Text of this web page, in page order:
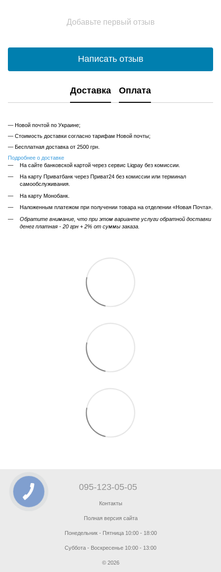
Добавьте первый отзыв
Написать отзыв
Доставка Оплата
— Новой почтой по Украине;
— Стоимость доставки согласно тарифам Новой почты;
— Бесплатная доставка от 2500 грн.
Подробнее о доставке
На сайте банковской картой через сервис Liqpay без комиссии.
На карту Приватбанк через Приват24 без комиссии или терминал
самообслуживания.
На карту Монобанк.
Наложенным платежом при получении товара на отделении «Новая Почта».
Обратите внимание, что при этом варианте услуги обратной доставки
денег платная - 20 грн + 2% от суммы заказа.
095-123-05-05
Контакты
Полная версия сайта
Понедельник - Пятница 10:00 - 18:00
Суббота - Воскресенье 10:00 - 13:00
© 2026